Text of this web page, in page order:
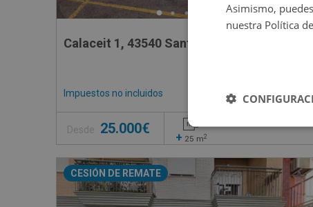
Calaceit 1, 43540 Sant Carles De La Rapita
Impuestos no incluidos 1 inmuebles disponibles
Desde 25.000€
+ 25 m2
CESIÓN DE REMATE
Asimismo,
nuestra Política